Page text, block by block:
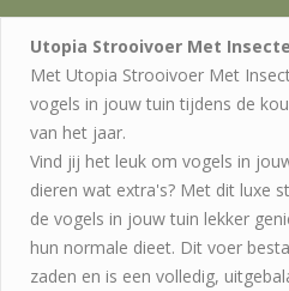
Utopia Strooivoer Met
Met Utopia Strooivoer Met
vogels in jouw tuin tijdens de
van het jaar.
Vind jij het leuk om vogels in
dieren wat extra's? Met dit luxe
de vogels in jouw tuin lekker
hun normale dieet. Dit voer
zaden en is een volledig,